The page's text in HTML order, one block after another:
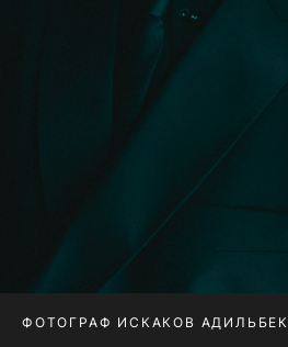
ФОТОГРАФ ИСКАКОВ АДИЛЬБЕК